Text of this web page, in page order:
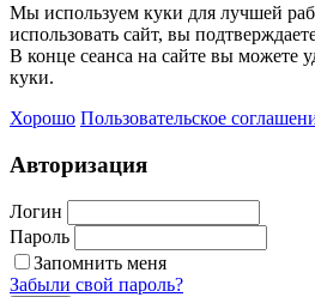
Мы используем куки для лучшей
использовать сайт, вы
В конце сеанса на сайте вы можете
куки.
Хорошо Пользовательское
Авторизация
Логин
Пароль
Запомнить меня
Забыли свой пароль?